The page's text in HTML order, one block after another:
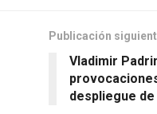
Publicación
Vladimir
despliegue